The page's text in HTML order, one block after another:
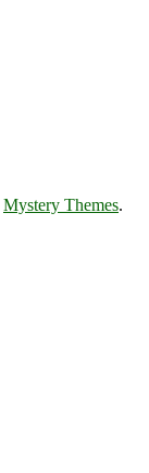
Mystery Themes.